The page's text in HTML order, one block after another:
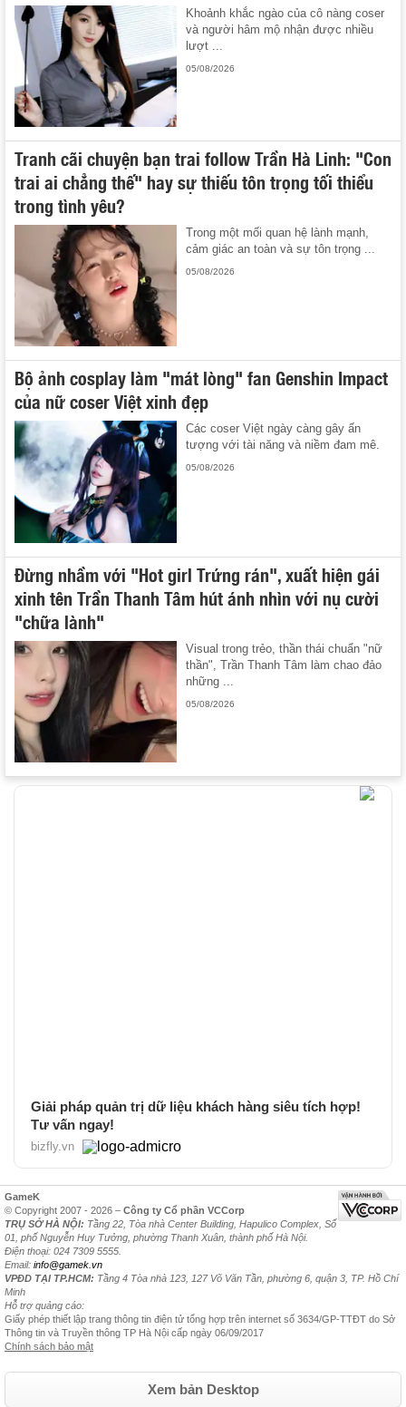
Khoảnh khắc ngào của cô nàng coser
và người hâm mộ nhận được nhiều
lượt ...
05/08/2026
Tranh cãi chuyện bạn trai follow Trần Hà Linh: "Con
trai ai chẳng thế" hay sự thiếu tôn trọng tối thiểu
trong tình yêu?
Trong một mối quan hệ lành mạnh,
cảm giác an toàn và sự tôn trọng ...
05/08/2026
Bộ ảnh cosplay làm "mát lòng" fan Genshin Impact
của nữ coser Việt xinh đẹp
Các coser Việt ngày càng gây ấn
tượng với tài năng và niềm đam mê.
05/08/2026
Đừng nhầm với "Hot girl Trứng rán", xuất hiện gái
xinh tên Trần Thanh Tâm hút ánh nhìn với nụ cười
"chữa lành"
Visual trong trẻo, thần thái chuẩn "nữ
thần", Trần Thanh Tâm làm chao đảo
những ...
05/08/2026
Giải pháp quản trị dữ liệu khách hàng siêu tích hợp!
Tư vấn ngay!
bizfly.vn
GameK
© Copyright 2007 - 2026 – Công ty Cổ phần VCCorp
TRỤ SỞ HÀ NỘI: Tầng 22, Tòa nhà Center Building, Hapulico Complex, Số
01, phố Nguyễn Huy Tưởng, phường Thanh Xuân, thành phố Hà Nội.
Điện thoại: 024 7309 5555.
Email: info@gamek.vn
VPĐD TẠI TP.HCM: Tầng 4 Tòa nhà 123, 127 Võ Văn Tần, phường 6, quận 3, TP. Hồ Chí
Minh
Hỗ trợ quảng cáo:
Giấy phép thiết lập trang thông tin điện tử tổng hợp trên internet số 3634/GP-TTĐT do Sở
Thông tin và Truyền thông TP Hà Nội cấp ngày 06/09/2017
Chính sách bảo mật
Xem bản Desktop